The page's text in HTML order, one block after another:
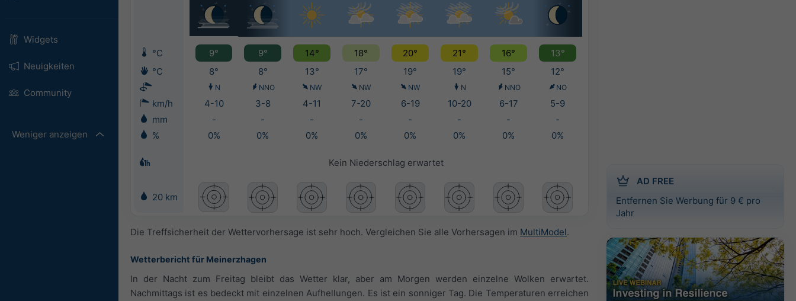
Widgets
Neuigkeiten
Community
Weniger anzeigen
AD FREE
Entfernen Sie Werbung für 9 € pro
Jahr
°C 9° 9° 14° 18° 20° 21° 16°
13°
°C
8° 8° 13° 17° 19° 19° 15° 12°
N NNO NW NW NW N NNO NO
km/h 4-10 3-8 4-11 7-20 6-19 10-20 6-17
5-9
mm
- - - - - - -
-
%
0% 0% 0% 0% 0% 0% 0% 0%
Kein Niederschlag erwartet
20 km
Die Treffsicherheit der Wettervorhersage ist sehr hoch. Vergleichen Sie alle Vorhersagen im MultiModel.
Wetterbericht für Meinerzhagen
In der Nacht zum Freitag bleibt das Wetter klar, aber am Morgen werden einzelne Wolken erwartet.
Nachmittags ist es bedeckt mit einzelnen Aufhellungen. Es ist ein sonniger Tag. Die Temperaturen erreichen